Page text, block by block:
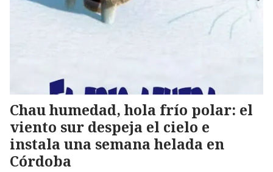
Chau humedad, hola frío polar: el
viento sur despeja el cielo e
instala una semana helada en
Córdoba